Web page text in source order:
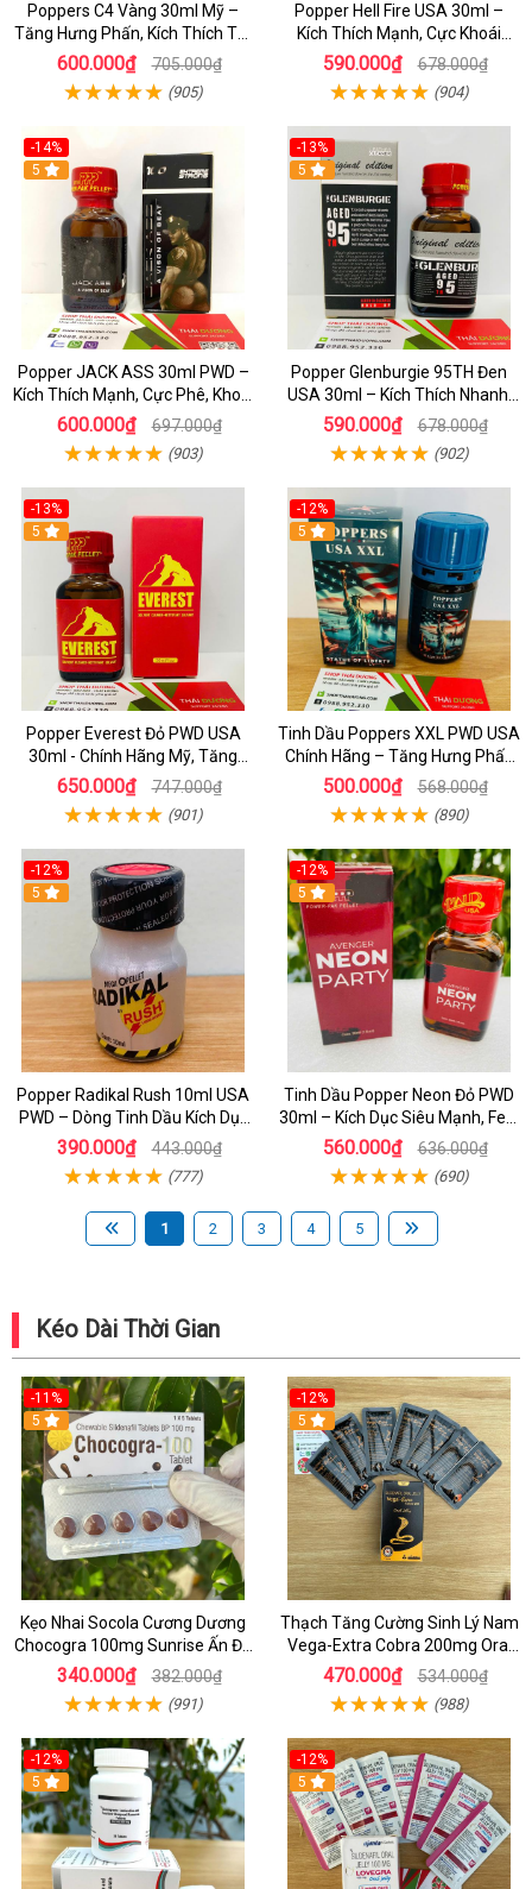
Poppers C4 Vàng 30ml Mỹ –
Tăng Hưng Phấn, Kích Thích Tột
Độ Cho Top & Bot
600.000₫ 705.000₫
(905)
Popper Hell Fire USA 30ml –
Kích Thích Mạnh, Cực Khoái
Thăng Hoa - dochoijapan.com
590.000₫ 678.000₫
(904)
-14%
5
Popper JACK ASS 30ml PWD –
Kích Thích Mạnh, Cực Phê, Khoái
Cảm
600.000₫ 697.000₫
(903)
-13%
5
Popper Glenburgie 95TH Đen
USA 30ml – Kích Thích Nhanh,
Cảm Giác Cực Phê
590.000₫ 678.000₫
(902)
-13%
5
Popper Everest Đỏ PWD USA
30ml - Chính Hãng Mỹ, Tăng
Khoái Cảm Cực Đỉnh
650.000₫ 747.000₫
(901)
-12%
5
Tinh Dầu Poppers XXL PWD USA
Chính Hãng – Tăng Hưng Phấn
Mạnh Cho Cặp Đôi Top Bot
500.000₫ 568.000₫
(890)
-12%
5
Popper Radikal Rush 10ml USA
PWD – Dòng Tinh Dầu Kích Dục
Cực Mạnh Cho Top & Bot
390.000₫ 443.000₫
(777)
-12%
5
Tinh Dầu Popper Neon Đỏ PWD
30ml – Kích Dục Siêu Mạnh, Feel
Sâu Lâu Cho LGBT
560.000₫ 636.000₫
(690)
1 2 3 4 5
Kéo Dài Thời Gian
-11%
5
Kẹo Nhai Socola Cương Dương
Chocogra 100mg Sunrise Ấn Độ
Chính Hãng
340.000₫ 382.000₫
(991)
-12%
5
Thạch Tăng Cường Sinh Lý Nam
Vega-Extra Cobra 200mg Oral
Jelly (Hộp 7 Gói) – Tăng Cương
Cứng & Kéo Dài Thời Gian
470.000₫ 534.000₫
(988)
-12%
5
-12%
5